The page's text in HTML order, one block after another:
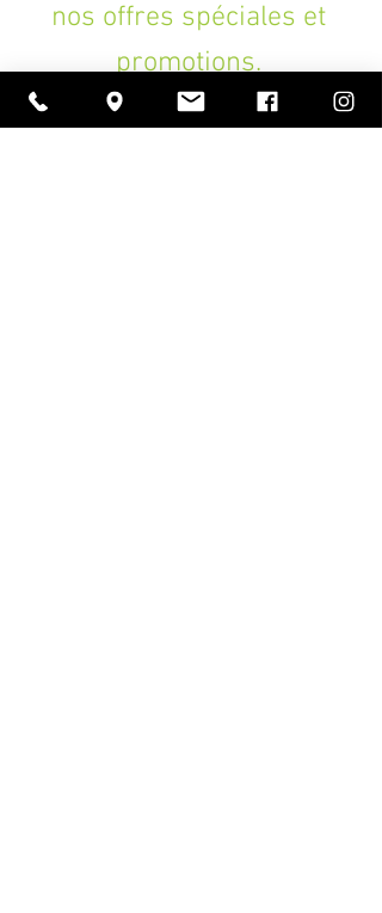
nos offres spéciales et
promotions.